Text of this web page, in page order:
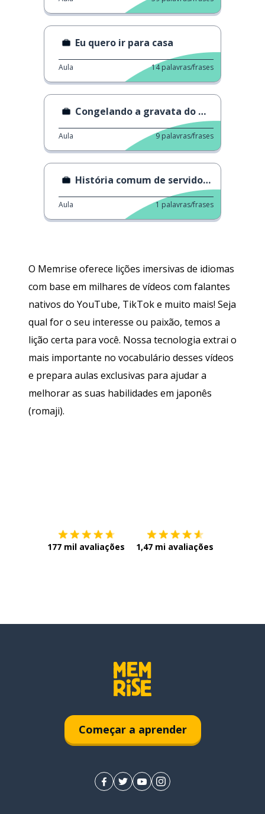
O Memrise oferece lições imersivas de idiomas
com base em milhares de vídeos com falantes
nativos do YouTube, TikTok e muito mais! Seja
qual for o seu interesse ou paixão, temos a
lição certa para você. Nossa tecnologia extrai o
mais importante no vocabulário desses vídeos
e prepara aulas exclusivas para ajudar a
melhorar as suas habilidades em japonês
(romaji).
Eu quero ir para casa
Aula 14 palavras/frases
Congelando a gravata do meu chefe
Aula 9 palavras/frases
História comum de servidor público
Aula 1 palavras/frases
177 mil avaliações 1,47 mi avaliações
Começar a aprender